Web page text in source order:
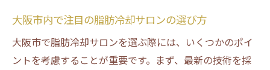
要性
脂肪冷却と他の美容法の組み合わせ
長期的な効果を維持するための指針
大阪市内で注目の脂肪冷却サロンの選び方
大阪市で脂肪冷却サロンを選ぶ際には、いくつかのポイ
ントを考慮することが重要です。まず、最新の技術を採